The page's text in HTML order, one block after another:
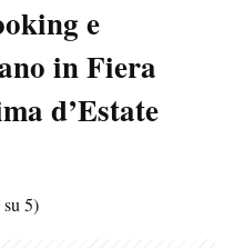
e
in Fiera
d’Estate
su 5)